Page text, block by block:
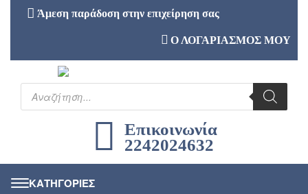
Άμεση παράδοση στην επιχείρηση σας
Ο ΛΟΓΑΡΙΑΣΜΟΣ ΜΟΥ
Επικοινωνία
2242024632